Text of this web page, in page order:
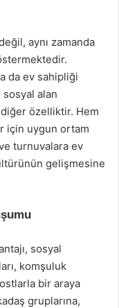
aynı zamanda
da ev sahipliği
alan
diğer özelliktir. Hem
için uygun ortam
turnuvalara ev
gelişmesine
sosyal
komşuluk
bir araya
gruplarına,